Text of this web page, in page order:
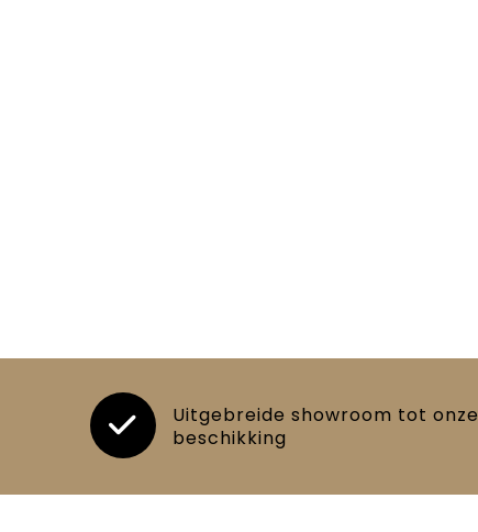
Uitgebreide showroom tot onze
beschikking